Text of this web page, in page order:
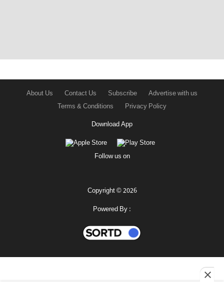
About Us Contact Us Subscribe
Advertise with us
Terms & Conditions
Privacy Policy
Download App
Follow us on
Copyright © 2026
Powered By :